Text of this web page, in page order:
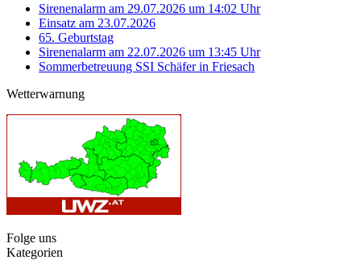
Sirenenalarm am 29.07.2026 um 14:02 Uhr
Einsatz am 23.07.2026
65. Geburtstag
Sirenenalarm am 22.07.2026 um 13:45 Uhr
Sommerbetreuung SSI Schäfer in Friesach
Wetterwarnung
Folge uns
Kategorien